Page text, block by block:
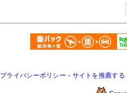
プライバシーポリシー - サイトを推薦する